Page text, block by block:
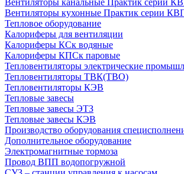
Вентиляторы канальные Практик серии
Вентиляторы кухонные Практик серии
Тепловое оборудование
Калориферы для вентиляции
Калориферы КСк водяные
Калориферы КПСк паровые
Тепловентиляторы электрические
Тепловентиляторы ТВК(ТВО)
Тепловентиляторы КЭВ
Тепловые завесы
Тепловые завесы ЭТЗ
Тепловые завесы КЭВ
Производство оборудования
Дополнительное оборудование
Электромагнитные тормоза
Провод ВПП водопогружной